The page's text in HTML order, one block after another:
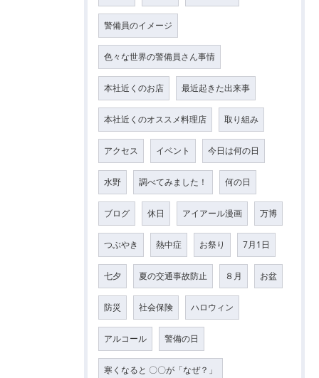
警備員のイメージ
色々な世界の警備員さん事情
本社近くのお店 最近起きた出来事
本社近くのオススメ料理店 取り組み
アクセス イベント 今日は何の日
水野 調べてみました！ 何の日
ブログ 休日 アイアール漫画 万博
つぶやき 熱中症 お祭り 7月1日
七夕 夏の交通事故防止 ８月 お盆
防災 社会保険 ハロウィン
アルコール 警備の日
寒くなると 〇〇が「なぜ？」